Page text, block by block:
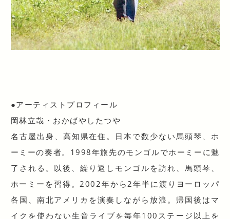
●アーティストプロフィール
岡林立哉・おかばやしたつや
名古屋出身、高知県在住。日本で数少ない馬頭琴、ホ
ーミ ーの奏者。1998年旅先のモンゴルでホーミーに魅
了さ れる。以後、繰り返しモンゴルを訪れ、馬頭琴、
ホーミー を習得。2002年から2年半に渡りヨーロッパ
各国、南北アメリカを演奏しながら放浪。帰国後はマ
イクを使わな い生音ライブを毎年100ステージ以上を